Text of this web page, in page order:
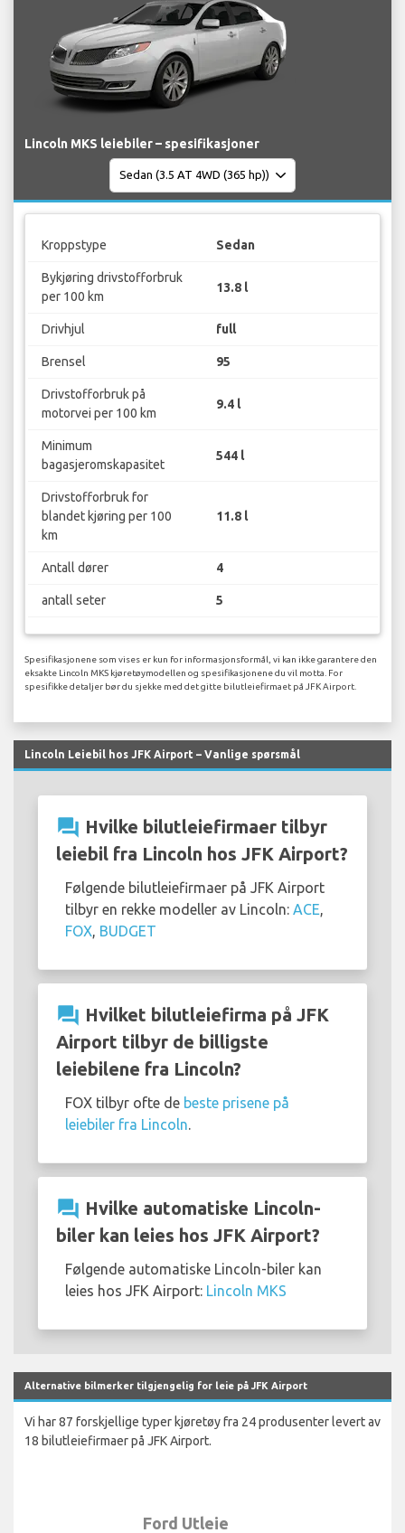
Lincoln MKS leiebiler – spesifikasjoner
Kroppstype Sedan
Bykjøring drivstofforbruk
per 100 km
13.8 l
Drivhjul full
Brensel 95
Drivstofforbruk på
motorvei per 100 km
9.4 l
Minimum
bagasjeromskapasitet
544 l
Drivstofforbruk for
blandet kjøring per 100
km
11.8 l
Antall dører 4
antall seter 5
Spesifikasjonene som vises er kun for informasjonsformål, vi kan ikke garantere den
eksakte Lincoln MKS kjøretøymodellen og spesifikasjonene du vil motta. For
spesifikke detaljer bør du sjekke med det gitte bilutleiefirmaet på JFK Airport.
Lincoln Leiebil hos JFK Airport – Vanlige spørsmål
question_answer Hvilke bilutleiefirmaer tilbyr
leiebil fra Lincoln hos JFK Airport?
Følgende bilutleiefirmaer på JFK Airport
tilbyr en rekke modeller av Lincoln: ACE
FOX BUDGET
question_answer Hvilket bilutleiefirma på JFK
Airport tilbyr de billigste
leiebilene fra Lincoln?
FOX tilbyr ofte de beste prisene på
leiebiler fra Lincoln
question_answer Hvilke automatiske Lincoln-
biler kan leies hos JFK Airport?
Følgende automatiske Lincoln-biler kan
leies hos JFK Airport: Lincoln MKS
Alternative bilmerker tilgjengelig for leie på JFK Airport
Vi har 87 forskjellige typer kjøretøy fra 24 produsenter levert av
18 bilutleiefirmaer på JFK Airport.
Ford Utleie